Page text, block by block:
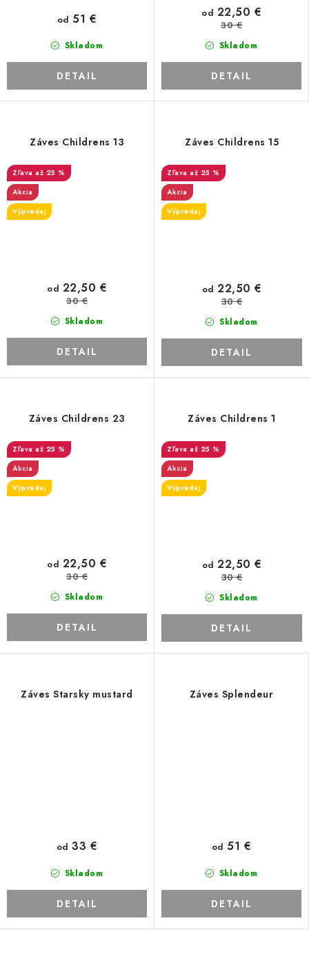
Skladom
od 51 €
DETAIL
Skladom
od 22,50 €
30 €
DETAIL
Záves Childrens 13
až 25 %
Akcia
Výpredaj
Skladom
od 22,50 €
30 €
DETAIL
Záves Childrens 15
až 25 %
Akcia
Výpredaj
Skladom
od 22,50 €
30 €
DETAIL
Záves Childrens 23
až 25 %
Akcia
Výpredaj
Skladom
od 22,50 €
30 €
DETAIL
Záves Childrens 1
až 25 %
Akcia
Výpredaj
Skladom
od 22,50 €
30 €
DETAIL
Záves Starsky mustard
Skladom
od 33 €
DETAIL
Záves Splendeur
Skladom
od 51 €
DETAIL